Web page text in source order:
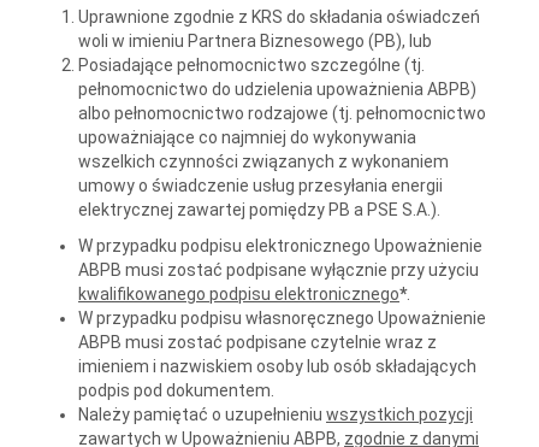
Uprawnione zgodnie z KRS do składania oświadczeń
woli w imieniu Partnera Biznesowego (PB), lub
Posiadające pełnomocnictwo szczególne (tj.
pełnomocnictwo do udzielenia upoważnienia ABPB)
albo pełnomocnictwo rodzajowe (tj. pełnomocnictwo
upoważniające co najmniej do wykonywania
wszelkich czynności związanych z wykonaniem
umowy o świadczenie usług przesyłania energii
elektrycznej zawartej pomiędzy PB a PSE S.A.).
W przypadku podpisu elektronicznego Upoważnienie
ABPB musi zostać podpisane wyłącznie przy użyciu
kwalifikowanego podpisu elektronicznego*.
W przypadku podpisu własnoręcznego Upoważnienie
ABPB musi zostać podpisane czytelnie wraz z
imieniem i nazwiskiem osoby lub osób składających
podpis pod dokumentem.
Należy pamiętać o uzupełnieniu wszystkich pozycji
zawartych w Upoważnieniu ABPB, zgodnie z danymi